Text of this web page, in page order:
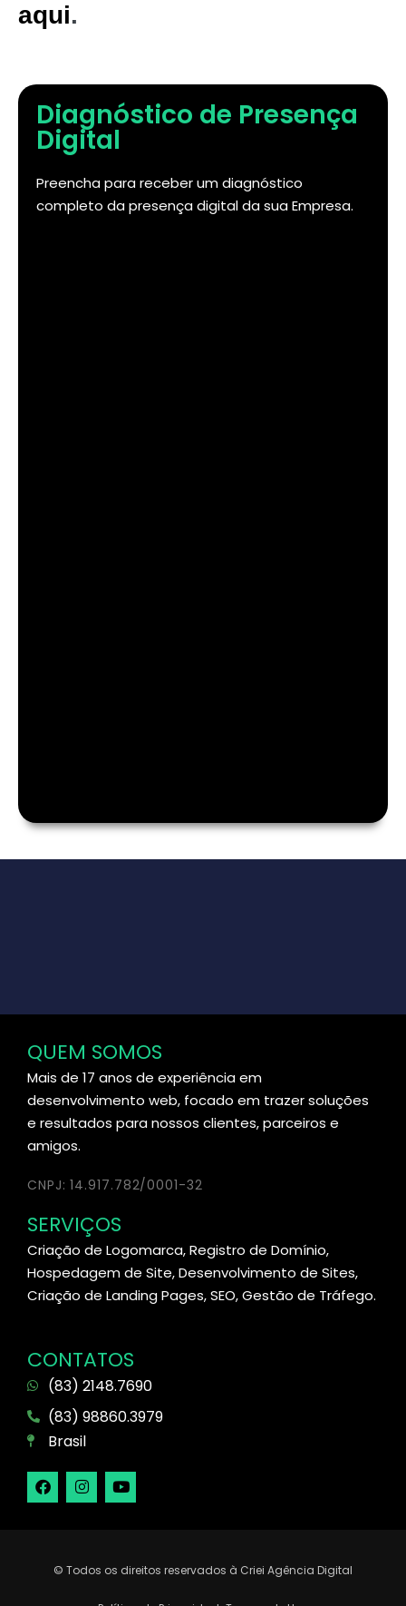
aqui.
Diagnóstico de Presença
Digital
Preencha para receber um diagnóstico
completo da presença digital da sua Empresa.
QUEM SOMOS
Mais de 17 anos de experiência em
desenvolvimento web, focado em trazer soluções
e resultados para nossos clientes, parceiros e
amigos.
CNPJ: 14.917.782/0001-32
SERVIÇOS
Criação de Logomarca, Registro de Domínio,
Hospedagem de Site, Desenvolvimento de Sites,
Criação de Landing Pages, SEO, Gestão de Tráfego.
CONTATOS
(83) 2148.7690
(83) 98860.3979
Brasil
© Todos os direitos reservados à Criei Agência Digital